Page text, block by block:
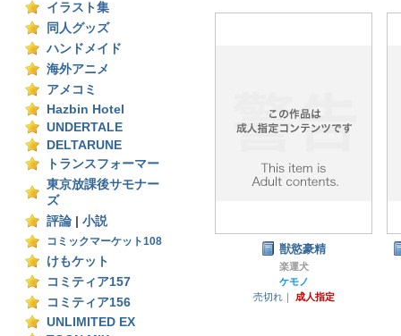
イラスト集
同人グッズ
ハンドメイド
海外アニメ
アメコミ
Hazbin Hotel
UNDERTALE
DELTARUNE
トランスフォーマー
東京放課後サモナー
ズ
評論
小説
コミックマーケット108
けもケット
コミティア157
コミティア156
UNLIMITED EX
獣慾豪精
楽運犬
ケモノ
売切れ｜
成人指定